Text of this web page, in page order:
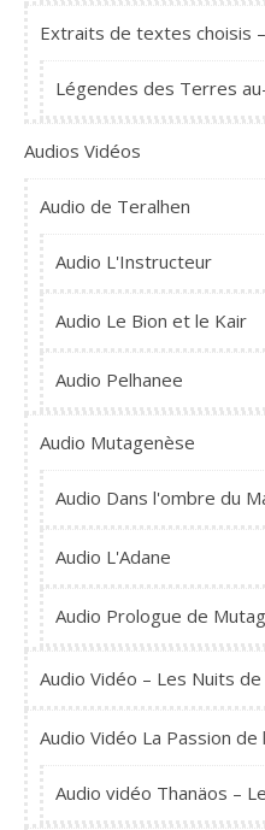
Extraits de textes choisis
Légendes des Terres
Audios Vidéos
Audio de Teralhen
Audio L'Instructeur
Audio Le Bion et le Kair
Audio Pelhanee
Audio Mutagenèse
Audio Dans l'ombre du
Audio L'Adane
Audio Prologue de
Audio Vidéo – Les Nuits
Audio Vidéo La Passion de
Audio vidéo Thanäos –